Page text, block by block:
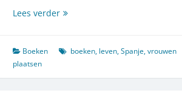
Lees verderGevangen
massa
Boeken boeken, leven,Spanje,vrouwen
plaatsen